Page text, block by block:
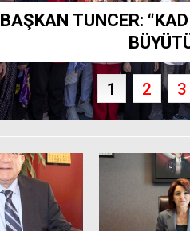
BAŞKAN TUNCER:
1 2 3